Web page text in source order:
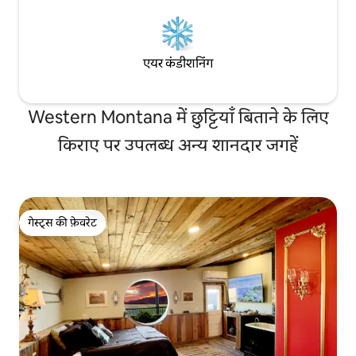
एयर कंडीशनिंग
Western Montana में छुट्टियाँ बिताने के लिए
किराए पर उपलब्ध अन्य शानदार जगहें
गेस्ट्स की फ़ेवरेट
गेस्ट्स की फ़ेवरेट